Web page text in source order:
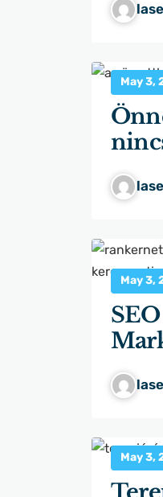
May 3,
May 3,
May 3,